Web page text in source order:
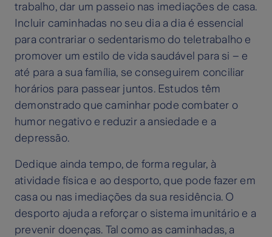
trabalho, dar um passeio nas imediações de casa.
Incluir caminhadas no seu dia a dia é essencial
para contrariar o sedentarismo do teletrabalho e
promover um estilo de vida saudável para si – e
até para a sua família, se conseguirem conciliar
horários para passear juntos. Estudos têm
demonstrado que caminhar pode combater o
humor negativo e reduzir a ansiedade e a
depressão.
Dedique ainda tempo, de forma regular, à
atividade física e ao desporto, que pode fazer em
casa ou nas imediações da sua residência. O
desporto ajuda a reforçar o sistema imunitário e a
prevenir doenças. Tal como as caminhadas, a